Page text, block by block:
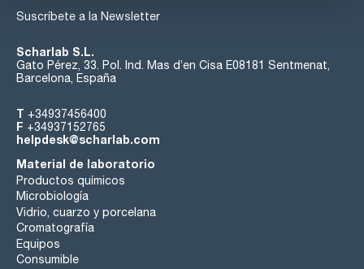
Suscríbete a la Newsletter
Scharlab S.L.
Gato Pérez, 33. Pol. Ind. Mas d’en Cisa E08181 Sentmenat,
Barcelona, España
T +34937456400
F +34937152765
helpdesk@scharlab.com
Material de laboratorio
Productos químicos
Microbiología
Vidrio, cuarzo y porcelana
Cromatografía
Equipos
Consumible